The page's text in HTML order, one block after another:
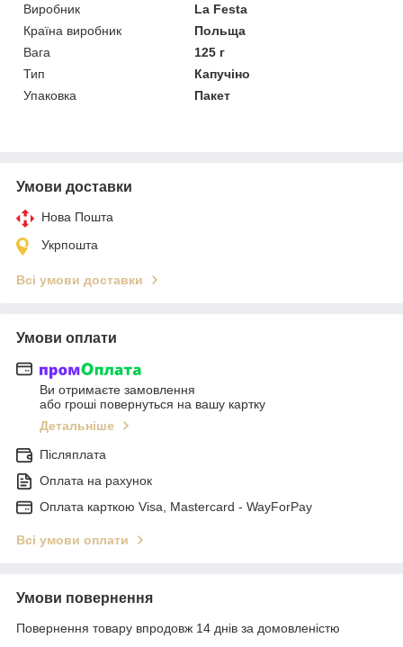
Виробник
La Festa
Країна виробник
Польща
Вага
125 г
Тип
Капучіно
Упаковка
Пакет
Умови доставки
Нова Пошта
Укрпошта
Всі умови доставки
Умови оплати
Ви отримаєте замовлення
або гроші повернуться на вашу картку
Детальніше
Післяплата
Оплата на рахунок
Оплата карткою Visa, Mastercard - WayForPay
Всі умови оплати
Умови повернення
Повернення товару впродовж 14 днів за домовленістю